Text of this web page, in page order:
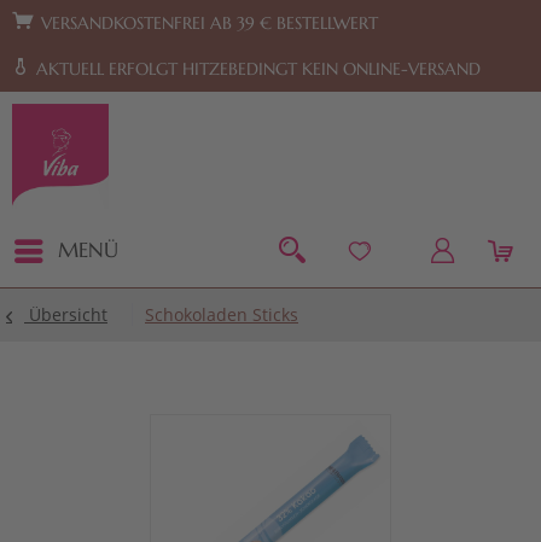
Zur Hauptnavigation springen Zum Footer springen
VERSANDKOSTENFREI AB 39 € BESTELLWERT
AKTUELL ERFOLGT HITZEBEDINGT KEIN ONLINE-VERSAND
MENÜ
Übersicht Schokoladen Sticks